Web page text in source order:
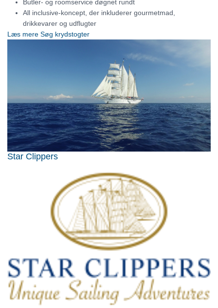
Butler- og roomservice døgnet rundt
All inclusive-koncept, der inkluderer gourmetmad,
drikkevarer og udflugter
Læs mere Søg krydstogter
Star Clippers